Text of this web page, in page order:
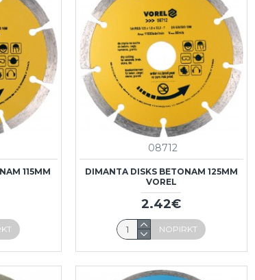
115MM
08712
DIMANTA DISKS BETONAM 125MM
VOREL
2.42€
NOPIRKT